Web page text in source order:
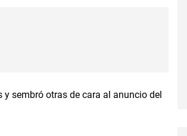
y sembró otras de cara al anuncio del